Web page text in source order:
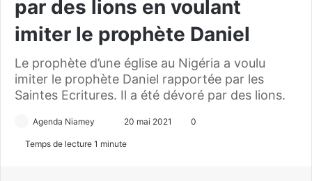
par des lions en voulant
imiter le prophète Daniel
Le prophète d’une église au Nigéria a voulu
imiter le prophète Daniel rapportée par les
Saintes Ecritures. Il a été dévoré par des lions.
Agenda Niamey
n
20 mai 2021 0
Temps de lecture 1 minute